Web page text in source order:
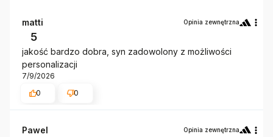
matti Opinia zewnętrzna
5
jakość bardzo dobra, syn zadowolony z możliwości
personalizacji
7/9/2026
0
0
Pawel Opinia zewnętrzna